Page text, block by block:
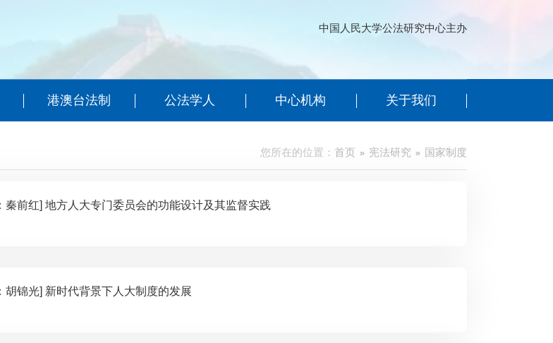
中国人民大学公法研究中心主办
港澳台法制 公法学人 中心机构 关于我们
您所在的位置： 首页 宪法研究 国家制度
[作者：秦前红] 地方人大专门委员会的功能设计及其监督实践
[作者：胡锦光] 新时代背景下人大制度的发展